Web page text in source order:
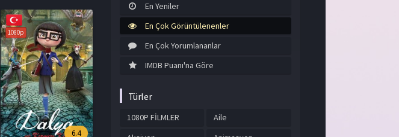
1080p
6.4
En Yeniler
En Çok Görüntülenenler
En Çok Yorumlananlar
IMDB Puanı'na Göre
Türler
1080P FİLMLER
Aile